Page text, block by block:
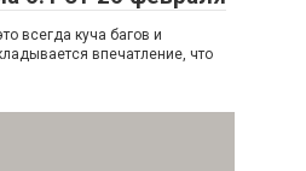
всегда куча багов и
впечатление, что